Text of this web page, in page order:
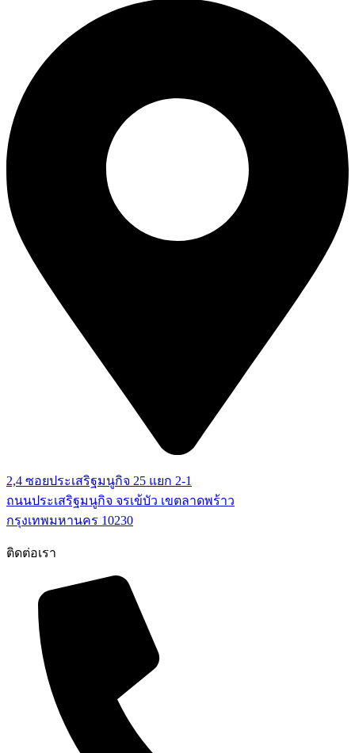
2,4 ซอยประเสริฐมนูกิจ 25 แยก 2-1
ถนนประเสริฐมนูกิจ จรเข้บัว เขตลาดพร้าว
กรุงเทพมหานคร 10230
ติดต่อเรา